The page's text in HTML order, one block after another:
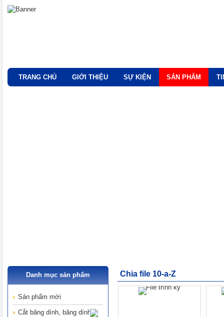
TRANG CHỦ GIỚI THIỆU SỰ KIỆN SẢN PHẨM
Danh mục sản phẩm
Sản phẩm mới
Cắt băng dính, băng dính
Chia file 10-a-Z